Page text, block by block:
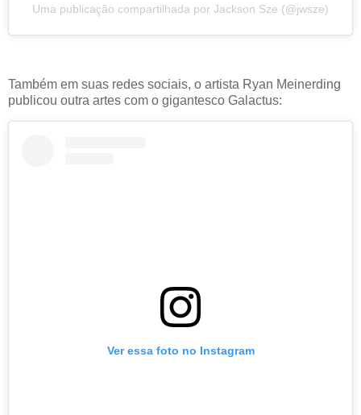
Uma publicação compartilhada por Jackson Sze (@jwsze)
Também em suas redes sociais, o artista Ryan Meinerding
publicou outra artes com o gigantesco Galactus:
Ver essa foto no Instagram